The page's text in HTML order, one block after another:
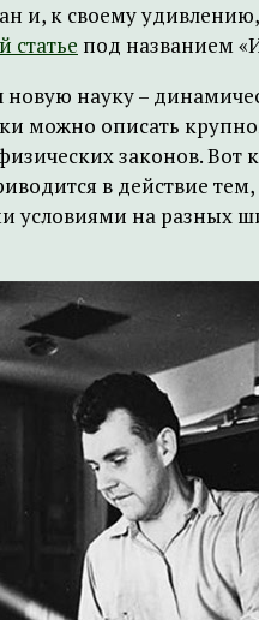
и, к своему
статье под названием
новую науку –
можно описать
законов. Вот
в действие
условиями на